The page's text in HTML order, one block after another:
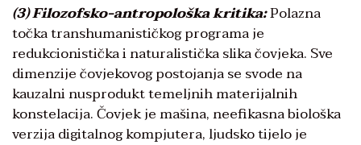
(3) Filozofsko-antropološka kritika:Polazna
točka transhumanističkog programa je
redukcionistička i naturalistička slika čovjeka. Sve
dimenzije čovjekovog postojanja se svode na
kauzalni nusprodukt temeljnih materijalnih
konstelacija. Čovjek je mašina, neefikasna biološka
verzija digitalnog kompjutera, ljudsko tijelo je